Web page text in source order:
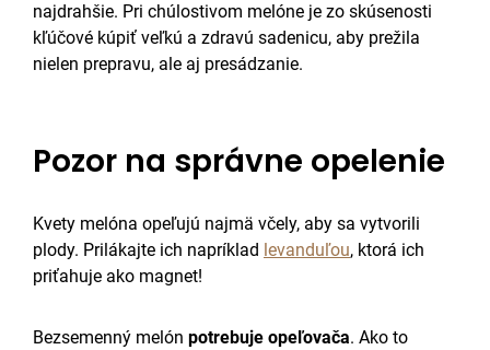
najdrahšie. Pri chúlostivom melóne je zo skúsenosti
kľúčové kúpiť veľkú a zdravú sadenicu, aby prežila
nielen prepravu, ale aj presádzanie.
Pozor na správne opelenie
Kvety melóna opeľujú najmä včely, aby sa vytvorili
plody. Prilákajte ich napríklad levanduľou, ktorá ich
priťahuje ako magnet!
Bezsemenný melón potrebuje opeľovača. Ako to